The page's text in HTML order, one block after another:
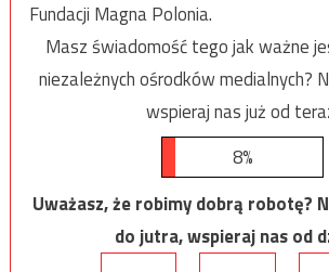
Fundacji Magna Polonia.
Masz świadomość tego jak ważne
niezależnych ośrodków medialnych?
wspieraj nas już od
8%
Uważasz, że robimy dobrą robotę?
do jutra, wspieraj nas od